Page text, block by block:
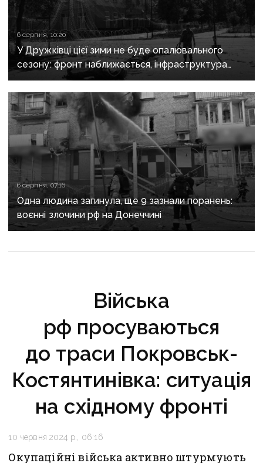
6 серпня, 10:20
У Дружківці цієї зими не буде опалювального
сезону: фронт наближається, інфраструктура
критично зруйнована
6 серпня, 07:16
Одна людина загинула, ще 9 зазнали поранень:
воєнні злочини рф на Донеччині
Війська
рф просуваються
до траси Покровськ-
Костянтинівка: ситуація
на східному фронті
10 червня 2024 р., 06:16
Окупаційні війська активно штурмують